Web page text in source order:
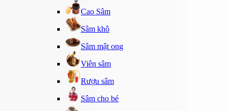
Cao Sâm
Sâm khô
Sâm mật ong
Viên sâm
Rượu sâm
Sâm cho bé